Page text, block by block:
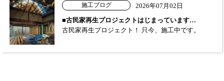
施工ブログ
2026年07月02日
■古民家再生プロジェクトはじまっています…
古民家再生プロジェクト！ 只今、施工中です。